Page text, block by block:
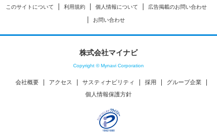
このサイトについて 利用規約 個人情報について 広告掲載のお問い合わせ
お問い合わせ
株式会社マイナビ
Copyright © Mynavi Corporation
会社概要 アクセス サスティナビリティ 採用
グループ企業
個人情報保護方針